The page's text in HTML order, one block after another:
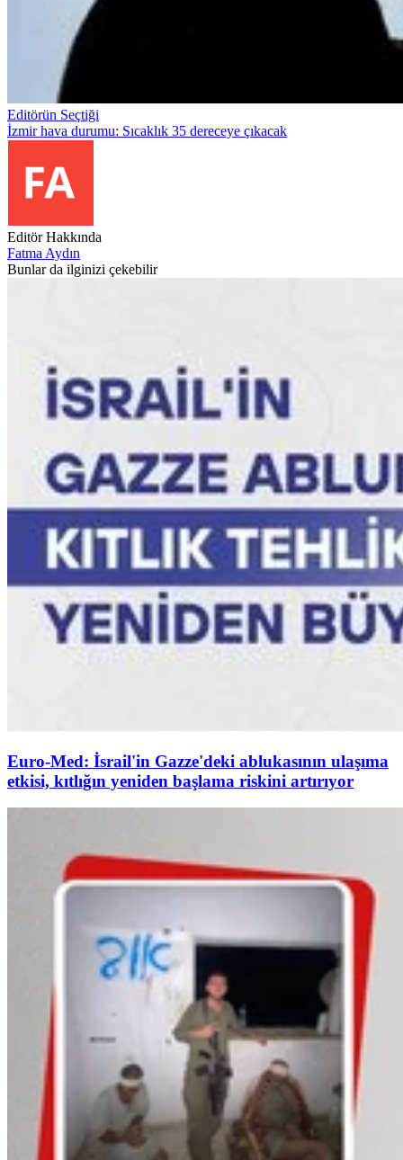
Editörün Seçtiği
İzmir hava durumu: Sıcaklık 35 dereceye çıkacak
Editör Hakkında
Fatma Aydın
Bunlar da ilginizi çekebilir
Euro-Med: İsrail'in Gazze'deki ablukasının ulaşıma
etkisi, kıtlığın yeniden başlama riskini artırıyor